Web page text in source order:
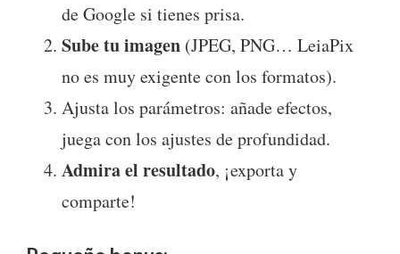
de Google si tienes prisa.
Sube tu imagen (JPEG, PNG… LeiaPix
no es muy exigente con los formatos).
Ajusta los parámetros: añade efectos,
juega con los ajustes de profundidad.
Admira el resultado, ¡exporta y
comparte!